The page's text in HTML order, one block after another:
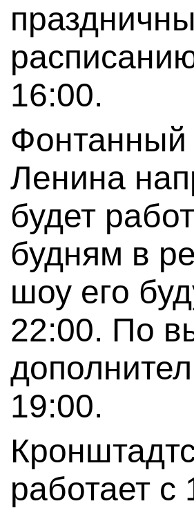
16:00.
Ленина
будет
будням в
шоу его
22:00. По
19:00.
работает